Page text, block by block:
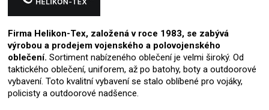
Firma Helikon-Tex, založená v roce 1983, se zabývá
výrobou a prodejem vojenského a polovojenského
oblečení. Sortiment nabízeného oblečení je velmi široký. Od
taktického oblečení, uniforem, až po batohy, boty a outdoorové
vybavení. Toto kvalitní vybavení se stalo oblíbené pro vojáky,
policisty a outdoorové nadšence.